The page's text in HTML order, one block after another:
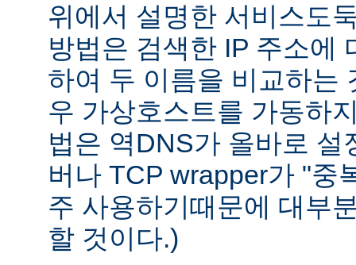
위에서 설명한 서비스도
방법은 검색한 IP 주소에
하여 두 이름을 비교하는
우 가상호스트를 가동하
법은 역DNS가 올바로 설
버나 TCP wrapper가 "중
주 사용하기때문에 대부
할 것이다.)